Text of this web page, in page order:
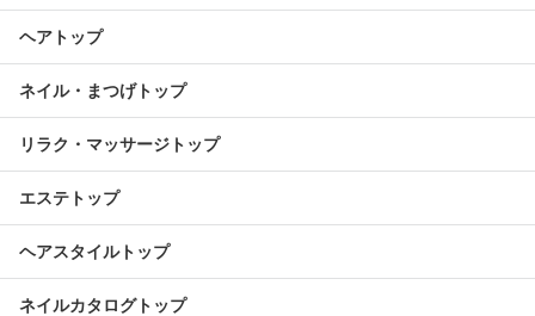
ヘアトップ
ネイル・まつげトップ
リラク・マッサージトップ
エステトップ
ヘアスタイルトップ
ネイルカタログトップ